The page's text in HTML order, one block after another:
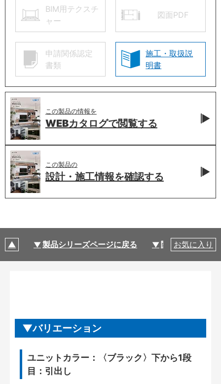
BIM用テクスチ
ャー
図面PDF
申請関係認定
書類
施工・取扱説
明書
この製品の情報を
WEBカタログで閲覧する
この製品の
設計・施工情報を確認する
製品シリーズページに戻る 関連部材・関連
お気に入り
バリエーション
ユニットカラー：〈ブラック〉下から1段
目：引出し